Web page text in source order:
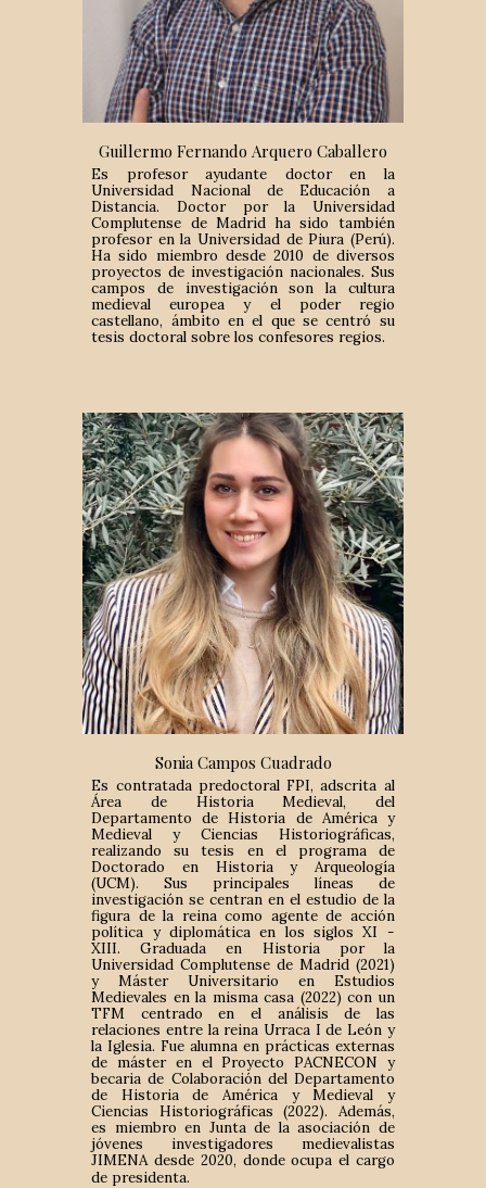
Guillermo Fernando Arquero Caballero
Es profesor ayudante doctor en la
Universidad Nacional de Educación a
Distancia. Doctor por la Universidad
Complutense de Madrid ha sido también
profesor en la Universidad de Piura (Perú).
Ha sido miembro desde 2010 de diversos
proyectos de investigación nacionales. Sus
campos de investigación son la cultura
medieval europea y el poder regio
castellano, ámbito en el que se centró su
tesis doctoral sobre los confesores regios.
Sonia Campos Cuadrado
Es contratada predoctoral FPI, adscrita al
Área de Historia Medieval, del
Departamento de Historia de América y
Medieval y Ciencias Historiográficas,
realizando su tesis en el programa de
Doctorado en Historia y Arqueología
(UCM). Sus principales líneas de
investigación se centran en el estudio de la
figura de la reina como agente de acción
política y diplomática en los siglos XI -
XIII.Graduada en Historia por la
Universidad Complutense de Madrid (2021)
y Máster Universitario en Estudios
Medievales en la misma casa (2022) con un
TFM centrado en el análisis de las
relaciones entre la reina Urraca I de León y
la Iglesia. Fue alumna en prácticas externas
de máster en el Proyecto PACNECON y
becaria de Colaboración del Departamento
de Historia de América y Medieval y
Ciencias Historiográficas (2022). Además,
es miembro en Junta de la asociación de
jóvenes investigadores medievalistas
JIMENA desde 2020, donde ocupa el cargo
de presidenta.